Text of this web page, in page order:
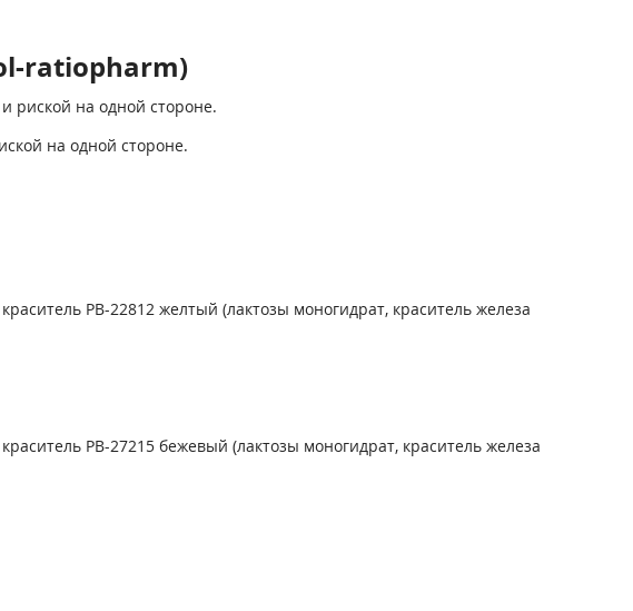
ratiopharm)
риской на одной стороне.
на одной стороне.
РВ-22812 желтый (лактозы моногидрат, краситель железа
РВ-27215 бежевый (лактозы моногидрат, краситель железа